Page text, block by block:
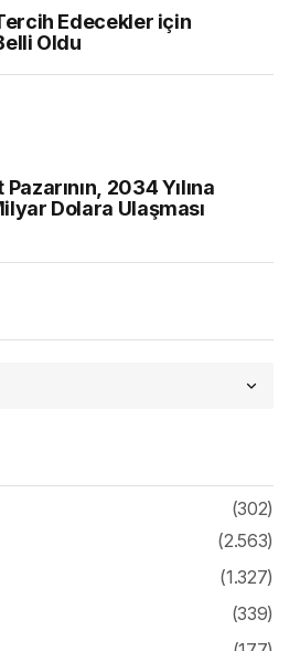
Edecekler için
Oldu
2034 Yılına
Dolara Ulaşması
(302)
(2.563)
(1.327)
(339)